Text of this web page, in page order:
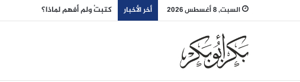
السبت, 8 أغسطس 2026 أخر الأخبار كتبتُ ولم أفهم لماذا؟